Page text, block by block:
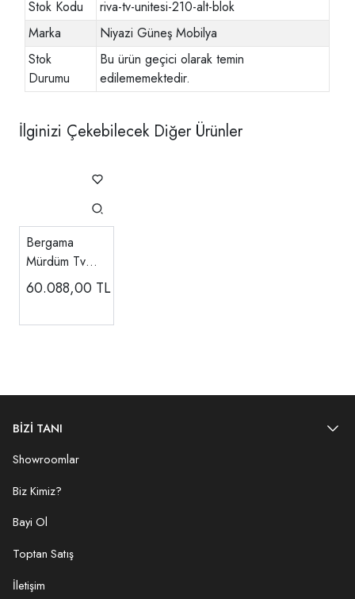
Stok Kodu
riva-tv-unitesi-210-alt-blok
Marka
Niyazi Güneş Mobilya
Stok
Durumu
Bu ürün geçici olarak temin
edilememektedir.
İlginizi Çekebilecek Diğer Ürünler
Bergama
Mürdüm Tv
Ünitesi
60.088,00 TL
BİZİ TANI
Showroomlar
Biz Kimiz?
Bayi Ol
Toptan Satış
İletişim